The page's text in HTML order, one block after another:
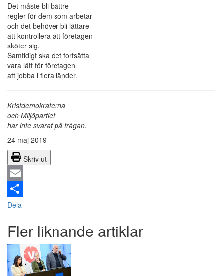
Det måste bli bättre
regler för dem som arbetar
och det behöver bli lättare
att kontrollera att företagen
sköter sig.
Samtidigt ska det fortsätta
vara lätt för företagen
att jobba i flera länder.
Kristdemokraterna
och Miljöpartiet
har inte svarat på frågan.
24 maj 2019
Skriv ut
Email
Dela
Fler liknande artiklar